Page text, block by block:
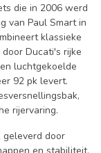
die in 2006 werd
van Paul Smart in
klassieke
Ducati's rijke
luchtgekoelde
92 pk levert.
rijervaring.
door